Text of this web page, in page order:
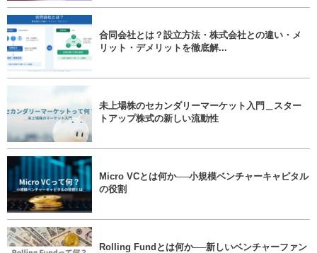
合同会社とは？設立方法・株式会社との違い・メ
リット・デメリットを徹底解...
未上場株のセカンダリーマーケット入門＿スター
トアップ株式の新しい流動性
Micro VCとは何か──小規模ベンチャーキャピタル
の役割
Rolling Fundとは何か──新しいベンチャーファン